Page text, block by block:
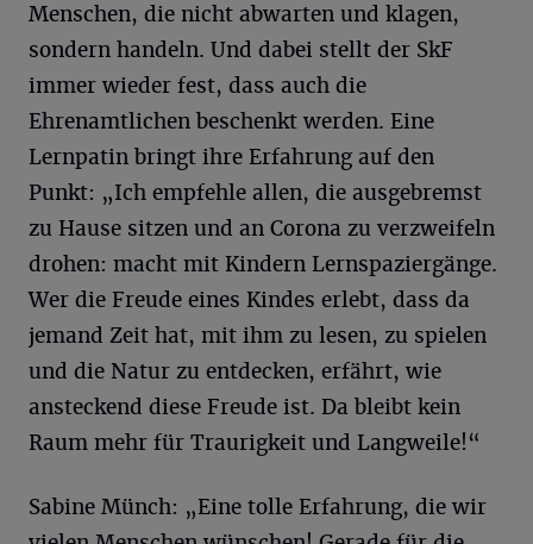
Menschen, die nicht abwarten und klagen,
sondern handeln. Und dabei stellt der SkF
immer wieder fest, dass auch die
Ehrenamtlichen beschenkt werden. Eine
Lernpatin bringt ihre Erfahrung auf den
Punkt: „Ich empfehle allen, die ausgebremst
zu Hause sitzen und an Corona zu verzweifeln
drohen: macht mit Kindern Lernspaziergänge.
Wer die Freude eines Kindes erlebt, dass da
jemand Zeit hat, mit ihm zu lesen, zu spielen
und die Natur zu entdecken, erfährt, wie
ansteckend diese Freude ist. Da bleibt kein
Raum mehr für Traurigkeit und Langweile!“
Sabine Münch: „Eine tolle Erfahrung, die wir